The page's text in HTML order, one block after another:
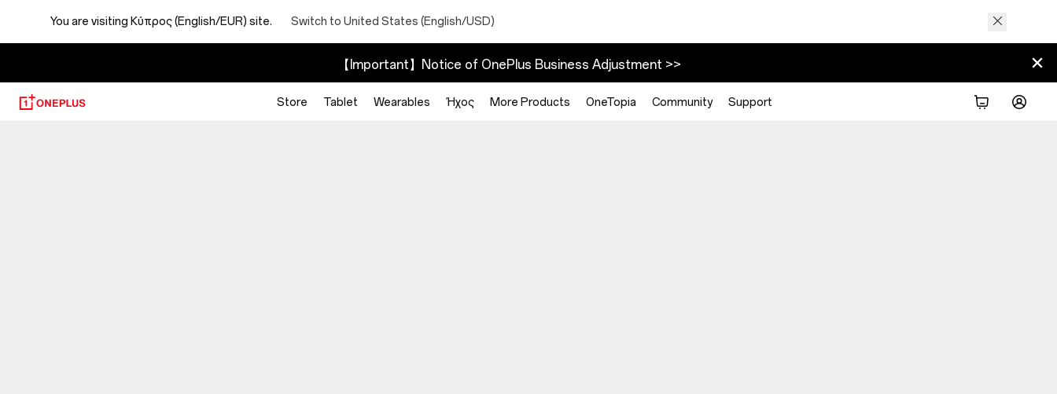
You are visiting Κύπρος (English/EUR) site. Switch to United States (English/USD)
【Important】Notice of OnePlus Business Adjustment >>
Store Tablet Wearables Ήχος More Products OneTopia Community Support